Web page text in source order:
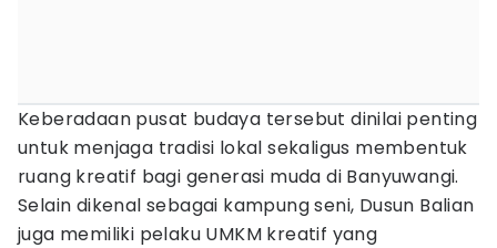
Keberadaan pusat budaya tersebut dinilai penting
untuk menjaga tradisi lokal sekaligus membentuk
ruang kreatif bagi generasi muda di Banyuwangi.
Selain dikenal sebagai kampung seni, Dusun Balian
juga memiliki pelaku UMKM kreatif yang